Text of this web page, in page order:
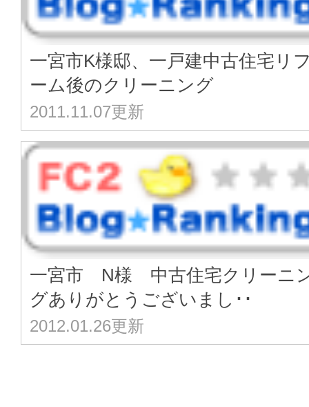
一宮市K様邸、一戸建中古住宅リ
ーム後のクリーニング
2011.11.07更新
一宮市 N様 中古住宅クリーニ
グありがとうございまし･･
2012.01.26更新